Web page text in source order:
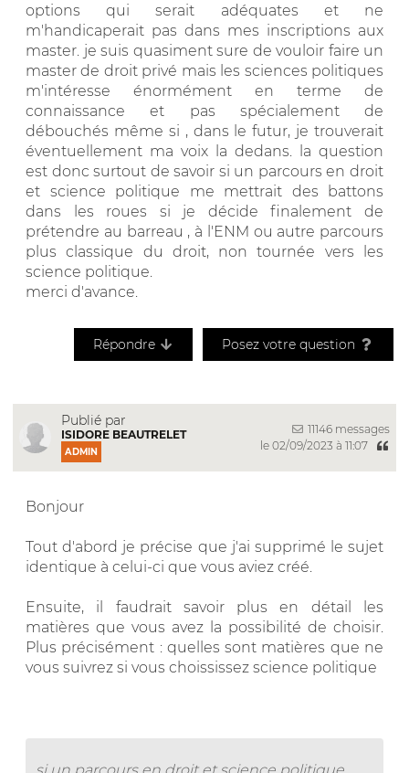
options qui serait adéquates et ne
m'handicaperait pas dans mes inscriptions aux
master. je suis quasiment sure de vouloir faire un
master de droit privé mais les sciences politiques
m'intéresse énormément en terme de
connaissance et pas spécialement de
débouchés même si , dans le futur, je trouverait
éventuellement ma voix la dedans. la question
est donc surtout de savoir si un parcours en droit
et science politique me mettrait des battons
dans les roues si je décide finalement de
prétendre au barreau , à l'ENM ou autre parcours
plus classique du droit, non tournée vers les
science politique.
merci d'avance.
Répondre Posez votre question
Publié par
ISIDORE BEAUTRELET
ADMIN
11146 messages
le 02/09/2023 à 11:07
Bonjour
Tout d'abord je précise que j'ai supprimé le sujet
identique à celui-ci que vous aviez créé.
Ensuite, il faudrait savoir plus en détail les
matières que vous avez la possibilité de choisir.
Plus précisément : quelles sont matières que ne
vous suivrez si vous choississez science politique